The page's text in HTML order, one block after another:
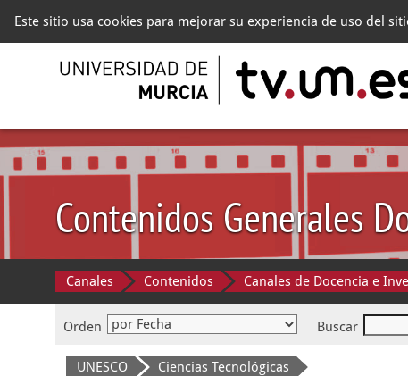
Este sitio usa cookies para mejorar su experiencia de uso del
Contenidos Generales
Canales Contenidos Canales de Docencia e
Orden Buscar
UNESCO Ciencias Tecnológicas